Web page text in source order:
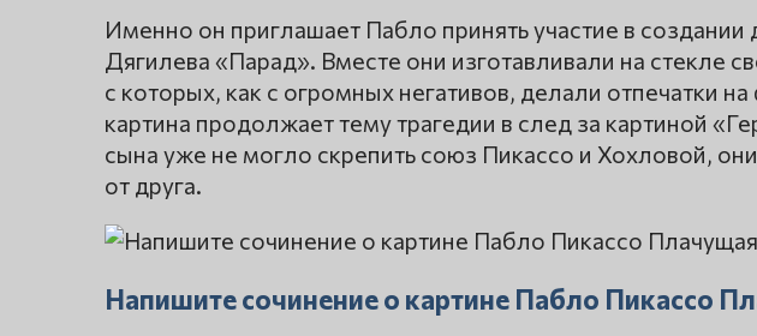
Именно он приглашает Пабло принять участие в создании
Дягилева «Парад». Вместе они изготавливали на стекле
с которых, как с огромных негативов, делали отпечатки
картина продолжает тему трагедии в след за картиной
сына уже не могло скрепить союз Пикассо и Хохловой,
от друга.
Напишите сочинение о картине Пабло Пикассо